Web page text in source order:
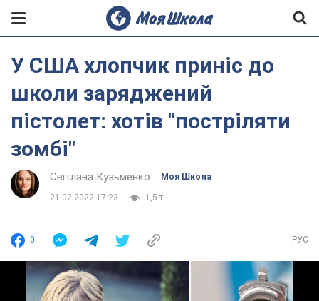
У США хлопчик приніс до
школи заряджений
пістолет: хотів "постріляти
зомбі"
Світлана Кузьменко Моя Школа
21.02.2022 17:23 1,5 т.
0 РУС